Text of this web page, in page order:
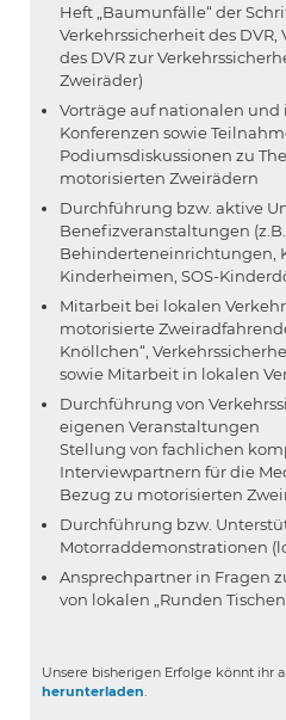
Heft „Baumunfälle“ der
Verkehrssicherheit des
des DVR zur
Zweiräder)
Vorträge auf nationalen
Konferenzen sowie
Podiumsdiskussionen zu
motorisierten Zweirädern
Durchführung bzw. aktive
Benefizveranstaltungen
Behinderteneinrichtungen,
Kinderheimen, SOS-
Mitarbeit bei lokalen
motorisierte
Knöllchen“,
sowie Mitarbeit in lokalen
Durchführung von
eigenen Veranstaltungen
Stellung von fachlichen
Interviewpartnern für die
Bezug zu motorisierten
Durchführung bzw.
Motorraddemonstrationen
Ansprechpartner in Fragen
von lokalen „Runden
Unsere bisherigen Erfolge könnt ihr
herunterladen